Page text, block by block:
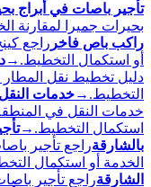
تأجير باصات في أبراج
بحيرات جميرا لمقارنة
راكب باص فاخر
أو استكمال التخطيط. →
دليل تخطيط نقل المطار
التخطيط. →خدمات
خدمات النقل في
استكمال التخطيط. →
بالشارقةراجع تأجير
الخدمة أو استكمال
الشارقةراجع تأجير